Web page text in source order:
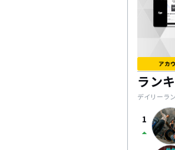
ラン
デイリーラ
1
arrow_drop_up